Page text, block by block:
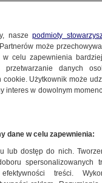
"Zarzuty
Frezują
naszepodmioty
może
celu zapewnienia
danych
Użytkownik może
interes w dowolnym
dane w celu zapewnienia:
lub dostęp do nich.
spersonalizowanych
treści.